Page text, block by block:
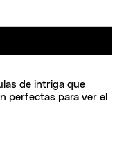
de intriga que
perfectas para ver el